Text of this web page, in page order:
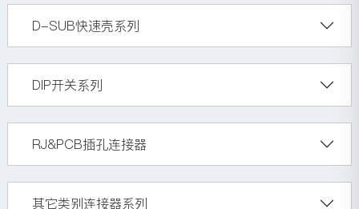
D-SUB快速壳系列
DIP开关系列
RJ&PCB插孔连接器
其它类别连接器系列